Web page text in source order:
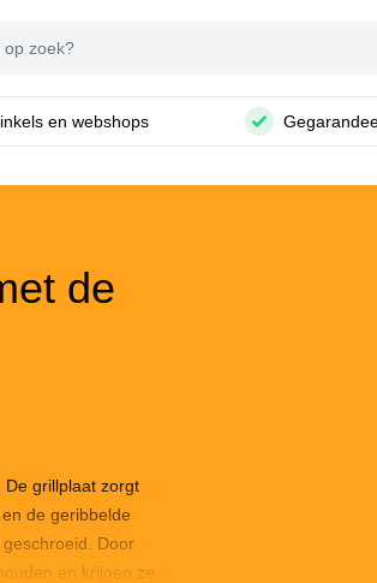
en webshops
de
De grillplaat zorgt
de geribbelde
Door
en krijgen ze